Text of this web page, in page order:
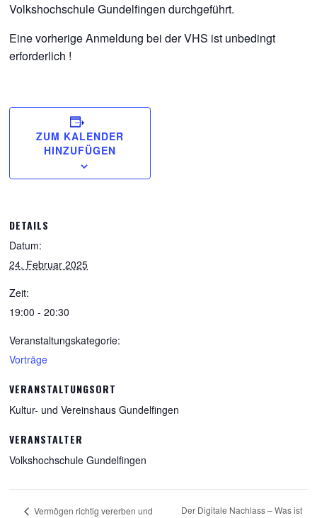
Volkshochschule Gundelfingen durchgeführt.
Eine vorherige Anmeldung bei der VHS ist unbedingt
erforderlich !
ZUM KALENDER
HINZUFÜGEN
DETAILS
Datum:
24. Februar 2025
Zeit:
19:00 - 20:30
Veranstaltungskategorie:
Vorträge
VERANSTALTUNGSORT
Kultur- und Vereinshaus Gundelfingen
VERANSTALTER
Volkshochschule Gundelfingen
Vermögen richtig vererben und
Der Digitale Nachlass – Was ist